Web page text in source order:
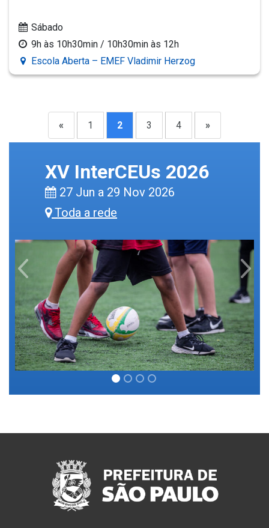
Sábado
9h às 10h30min / 10h30min às 12h
Escola Aberta – EMEF Vladimir Herzog
« 1 2 3 4 »
XV InterCEUs 2026
27 Jun a 29 Nov 2026
Toda a rede
Previous Next